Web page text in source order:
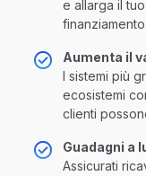
e allarga il
Aumenta il
I sistemi più
ecosistemi
clienti
Guadagni a
Assicurati